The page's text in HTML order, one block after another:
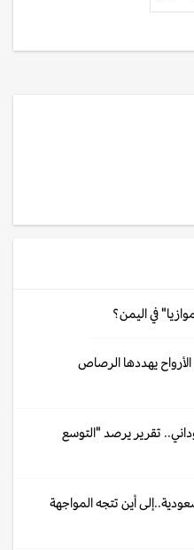
في اليمن؟
الأرواح يهددها الرصاص
تقرير يرصد "التوسع
أين تتجه المواجهة